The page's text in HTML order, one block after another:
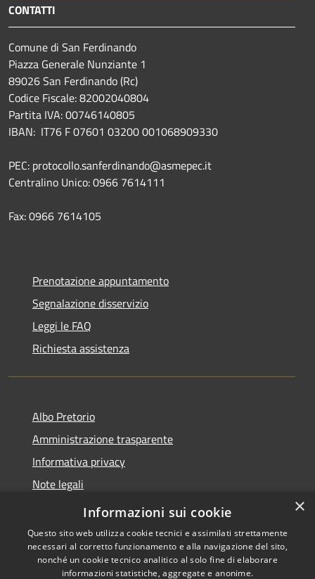
CONTATTI
Comune di San Ferdinando
Piazza Generale Nunziante 1
89026 San Ferdinando (Rc)
Codice Fiscale: 82002040804
Partita IVA: 00746140805
IBAN: IT76 F 07601 03200 001068909330
PEC: protocollo.sanferdinando@asmepec.it
Centralino Unico: 0966 7614111
Fax: 0966 7614105
Prenotazione appuntamento
Segnalazione disservizio
Leggi le FAQ
Richiesta assistenza
Albo Pretorio
Amministrazione trasparente
Informativa privacy
Note legali
Dichiarazione di accessibilità
×
Informazioni sui cookie
Questo sito web utilizza cookie tecnici e assimilati strettamente
necessari al corretto funzionamento e alla navigazione del sito,
nonché un cookie tecnico analitico al solo fine di elaborare
informazioni statistiche, aggregate e anonime.